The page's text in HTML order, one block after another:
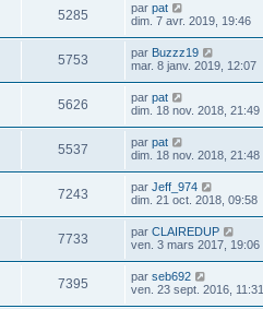
5285 par pat
dim. 7 avr. 2019, 19:46
5753 par Buzzz19
mar. 8 janv. 2019, 12:07
5626 par pat
dim. 18 nov. 2018, 21:49
5537 par pat
dim. 18 nov. 2018, 21:48
7243 par Jeff_974
dim. 21 oct. 2018, 09:58
7733 par CLAIREDUP
ven. 3 mars 2017, 19:06
7395 par seb692
ven. 23 sept. 2016, 11:31